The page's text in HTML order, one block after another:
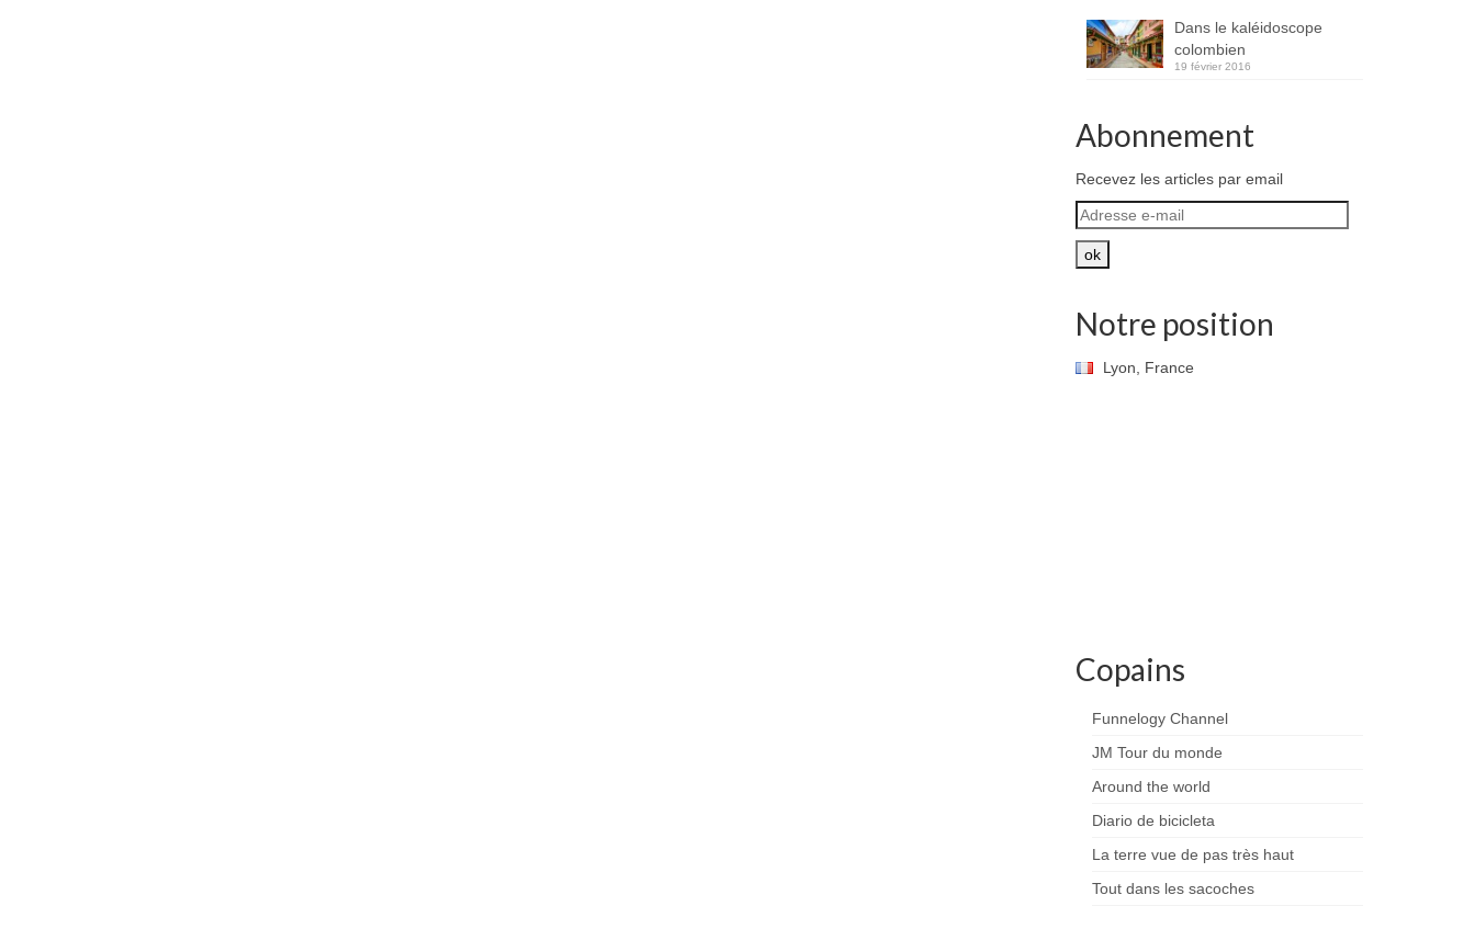
Dans le kaléidoscope
colombien
19 février 2016
Abonnement
Recevez les articles par email
Adresse
e-
mail
ok
Notre position
Lyon, France
Copains
Funnelogy Channel
JM Tour du monde
Around the world
Diario de bicicleta
La terre vue de pas très haut
Tout dans les sacoches